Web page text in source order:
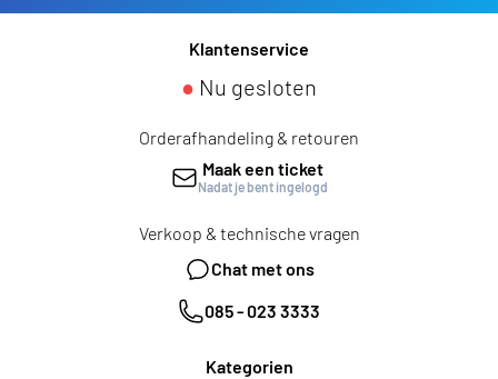
Klantenservice
● Nu gesloten
Orderafhandeling & retouren
Maak een ticket
Nadat je bent ingelogd
Verkoop & technische vragen
Chat met ons
085 - 023 3333
Kategorien